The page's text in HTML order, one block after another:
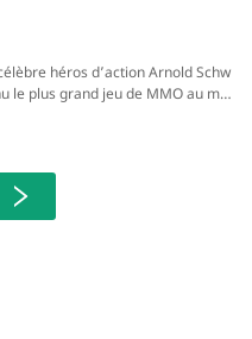
entre en mode survie.
héros d’action Arnold Schw
le plus grand jeu de MMO au mo